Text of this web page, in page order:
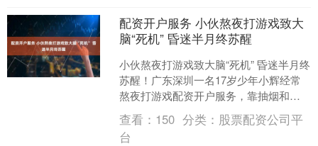
配资开户服务 小伙熬夜打游戏致大
脑“死机” 昏迷半月终苏醒
小伙熬夜打游戏致大脑“死机” 昏迷半月终
苏醒！广东深圳一名17岁少年小辉经常
熬夜打游戏配资开户服务，靠抽烟和喝
咖啡来提神。在一次熬夜打游戏时，他
突然感到身体不适....
查看： 150 分类： 股票配资公司平
台